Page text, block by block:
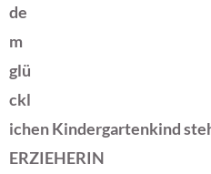
de
m
glü
ckl
ichen Kindergartenkind
ERZIEHERIN